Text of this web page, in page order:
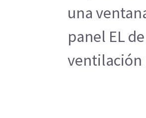
una
panel EL
ventilación